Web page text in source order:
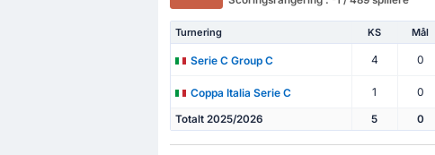
Turnering KS Mål
Serie C Group C 4 0
Coppa Italia Serie C 1 0
Totalt 2025/2026 5 0